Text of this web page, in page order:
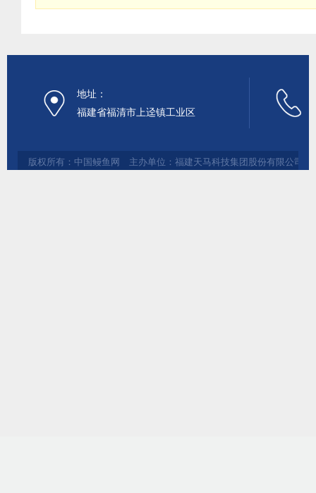
地址：
福建省福清市上迳镇工业区
版权所有：中国鳗鱼网 主办单位：福建天马科技集团股份有限公司